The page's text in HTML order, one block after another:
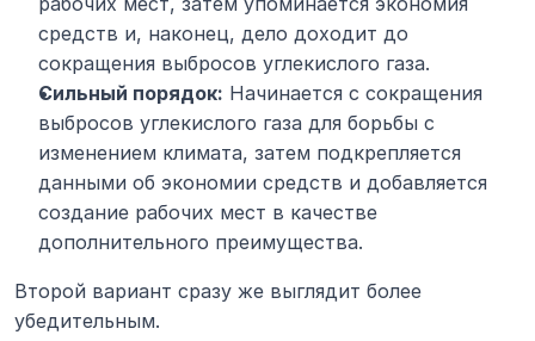
средств и, наконец, дело доходит до
сокращения выбросов углекислого газа.
Сильный порядок: Начинается с сокращения
выбросов углекислого газа для борьбы с
изменением климата, затем подкрепляется
данными об экономии средств и добавляется
создание рабочих мест в качестве
дополнительного преимущества.
Второй вариант сразу же выглядит более
убедительным.